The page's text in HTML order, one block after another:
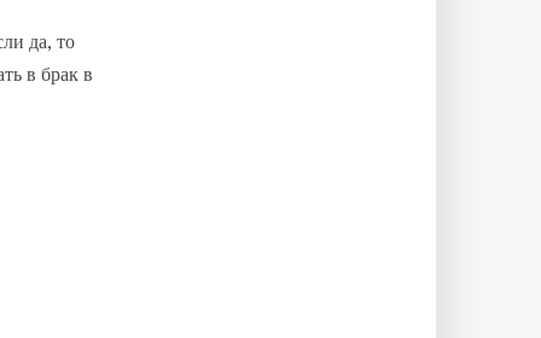
да, то
в брак в